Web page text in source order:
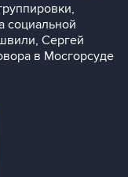
социальной
Сергей
в Мосгорсуде